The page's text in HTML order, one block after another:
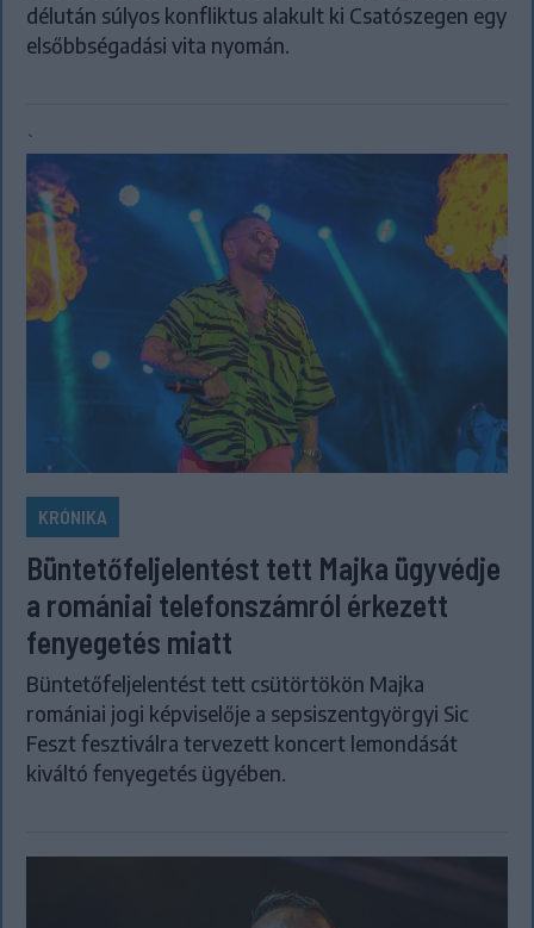
délután súlyos konfliktus alakult ki Csatószegen egy
elsőbbségadási vita nyomán.
`
KRÓNIKA
Büntetőfeljelentést tett Majka ügyvédje
a romániai telefonszámról érkezett
fenyegetés miatt
Büntetőfeljelentést tett csütörtökön Majka
romániai jogi képviselője a sepsiszentgyörgyi Sic
Feszt fesztiválra tervezett koncert lemondását
kiváltó fenyegetés ügyében.